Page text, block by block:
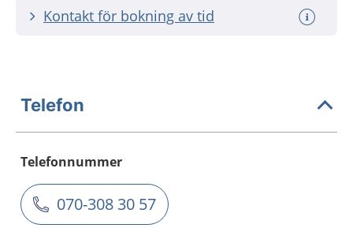
Kontakt för bokning av tid
Telefon
Telefonnummer
070-308 30 57